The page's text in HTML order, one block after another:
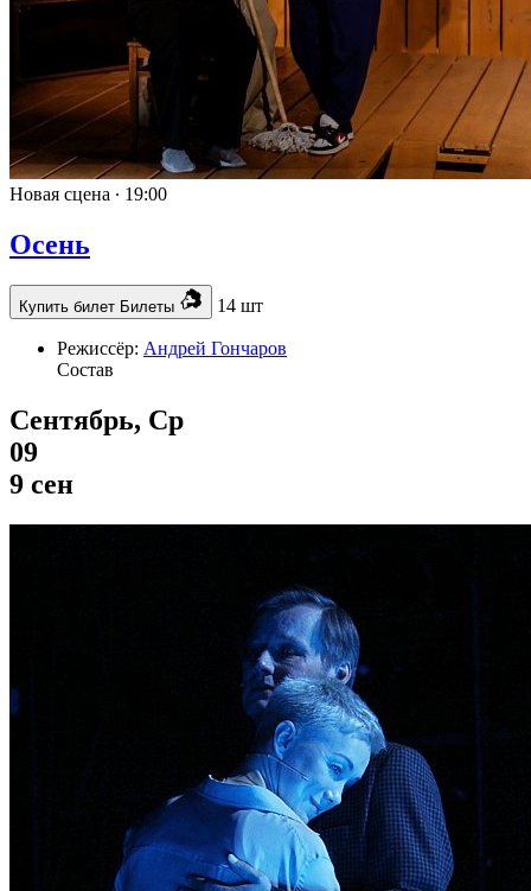
Новая сцена ∙ 19:00
Осень
Купить билет Билеты 14 шт
Режиссёр: Андрей Гончаров
Состав
Сентябрь, Ср
09
9 сен